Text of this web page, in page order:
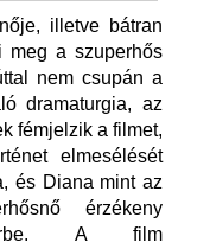
illetve bátran
meg a szuperhős
nem csupán a
dramaturgia, az
fémjelzik a filmet,
elmesélését
és Diana mint az
érzékeny
A film